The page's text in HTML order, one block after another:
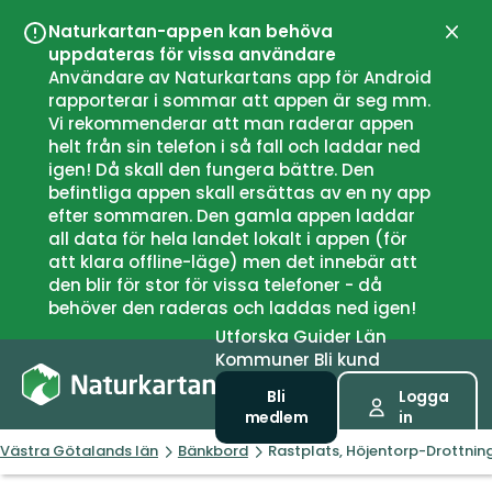
Naturkartan-appen kan behöva
uppdateras för vissa användare
Användare av Naturkartans app för Android
rapporterar i sommar att appen är seg mm.
Vi rekommenderar att man raderar appen
helt från sin telefon i så fall och laddar ned
igen! Då skall den fungera bättre. Den
befintliga appen skall ersättas av en ny app
efter sommaren. Den gamla appen laddar
all data för hela landet lokalt i appen (för
att klara offline-läge) men det innebär att
den blir för stor för vissa telefoner - då
behöver den raderas och laddas ned igen!
UtforskaGuiderLän
Kommuner Bli kund
Bli
medlem
Logga
in
Västra Götalands län Bänkbord Rastplats, Höjentorp-